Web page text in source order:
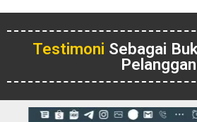
Testimoni Sebagai
Pelanggan